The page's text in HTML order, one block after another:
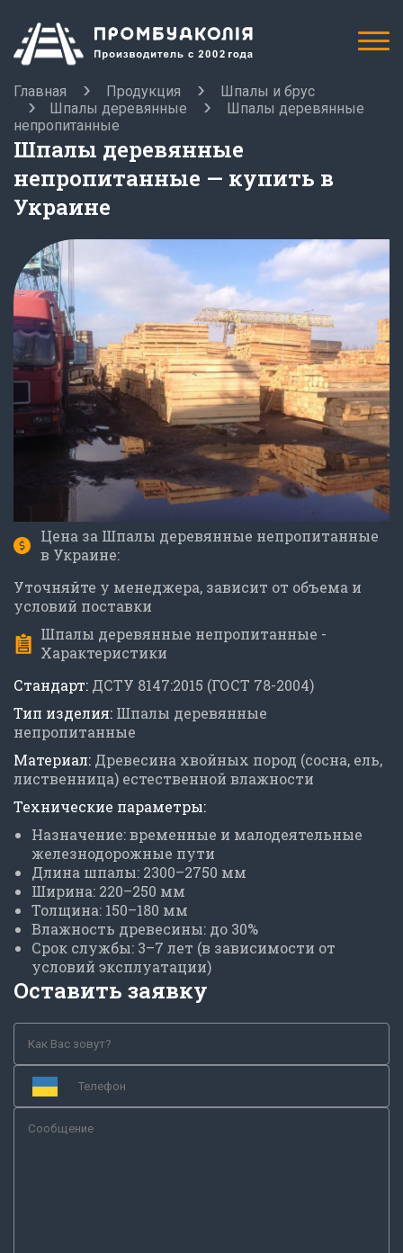
Главная Продукция
Шпалы и брус
Шпалы деревянные
Шпалы деревянные
непропитанные
Шпалы деревянные
непропитанные — купить в
Украине
Цена за Шпалы деревянные непропитанные
в Украине:
Уточняйте у менеджера, зависит от объема и
условий поставки
Шпалы деревянные непропитанные -
Характеристики
Стандарт: ДСТУ 8147:2015 (ГОСТ 78-2004)
Тип изделия: Шпалы деревянные
непропитанные
Материал: Древесина хвойных пород (сосна, ель,
лиственница) естественной влажности
Технические параметры:
Назначение: временные и малодеятельные
железнодорожные пути
Длина шпалы: 2300–2750 мм
Ширина: 220–250 мм
Толщина: 150–180 мм
Влажность древесины: до 30%
Срок службы: 3–7 лет (в зависимости от
условий эксплуатации)
Оставить заявку